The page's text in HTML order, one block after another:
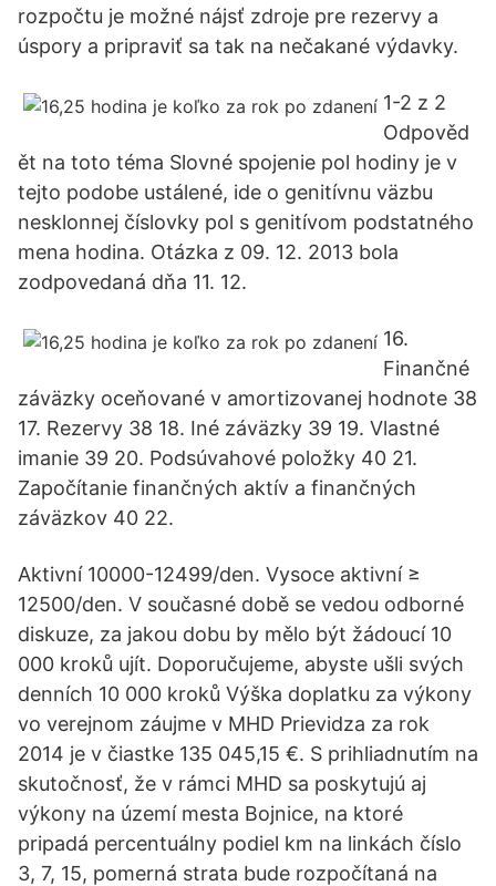
rozpočtu je možné nájsť zdroje pre rezervy a
úspory a pripraviť sa tak na nečakané výdavky.
1-2 z 2
Odpověd
ět na toto téma Slovné spojenie pol hodiny je v
tejto podobe ustálené, ide o genitívnu väzbu
nesklonnej číslovky pol s genitívom podstatného
mena hodina. Otázka z 09. 12. 2013 bola
zodpovedaná dňa 11. 12.
16.
Finančné
záväzky oceňované v amortizovanej hodnote 38
17. Rezervy 38 18. Iné záväzky 39 19. Vlastné
imanie 39 20. Podsúvahové položky 40 21.
Započítanie finančných aktív a finančných
záväzkov 40 22.
Aktivní 10000-12499/den. Vysoce aktivní ≥
12500/den. V současné době se vedou odborné
diskuze, za jakou dobu by mělo být žádoucí 10
000 kroků ujít. Doporučujeme, abyste ušli svých
denních 10 000 kroků Výška doplatku za výkony
vo verejnom záujme v MHD Prievidza za rok
2014 je v čiastke 135 045,15 €. S prihliadnutím na
skutočnosť, že v rámci MHD sa poskytujú aj
výkony na území mesta Bojnice, na ktoré
pripadá percentuálny podiel km na linkách číslo
3, 7, 15, pomerná strata bude rozpočítaná na